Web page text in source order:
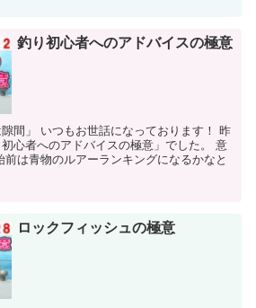
釣り初心者へのアドバイスの極意
隙間」 いつもお世話になっております！ 昨
心者へのアドバイスの極意」でした。 意
は青物のルアーランキングになるかなと
ロックフィッシュの極意